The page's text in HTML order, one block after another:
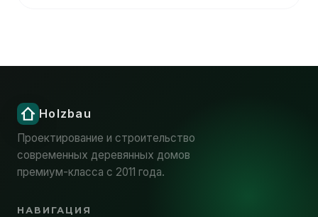
Проектирование и строительство
современных деревянных домов
премиум-класса с 2011 года.
НАВИГАЦИЯ